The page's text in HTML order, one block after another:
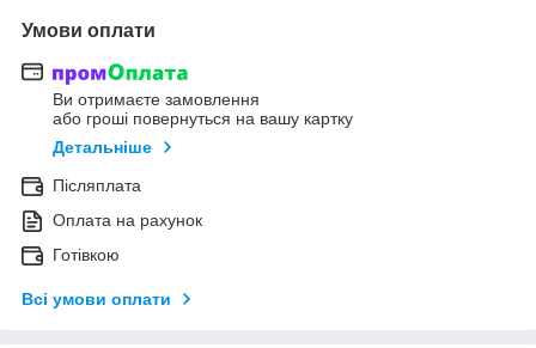
Умови оплати
Ви отримаєте замовлення
або гроші повернуться на вашу картку
Детальніше
Післяплата
Оплата на рахунок
Готівкою
Всі умови оплати